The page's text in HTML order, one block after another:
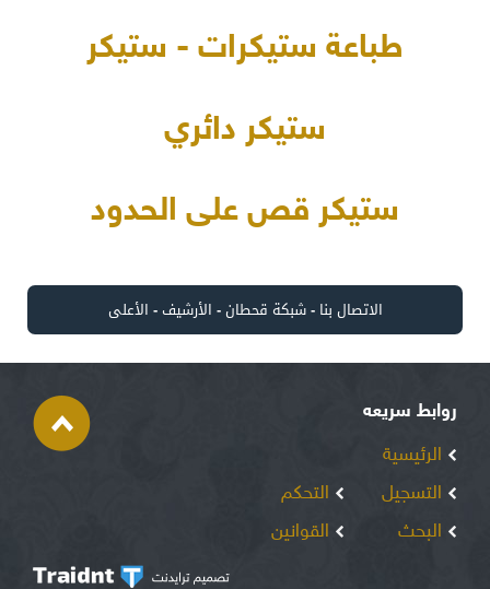
طباعة ستيكرات - ستيكر
ستيكر دائري
ستيكر قص على الحدود
الاتصال بنا -شبكة قحطان- الأرشيف- الأعلى
روابط سريعه
الرئيسية
التسجيل
البحث
التحكم
القوانين